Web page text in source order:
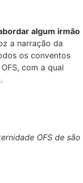
algum irmão
a narração da
os conventos
com a qual
OFS de são